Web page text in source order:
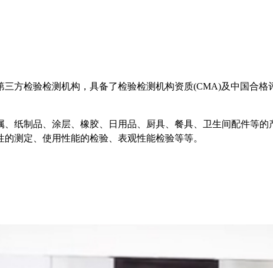
方检验检测机构，具备了检验检测机构资质(CMA)及中国合
纸制品、涂层、橡胶、日用品、厨具、餐具、卫生间配件等
测定、使用性能的检验、表观性能检验等等。